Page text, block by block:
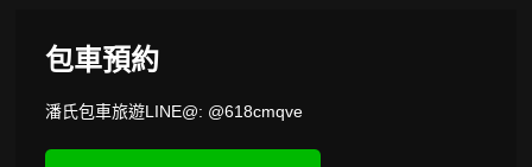
包車預約
潘氏包車旅遊LINE@: @618cmqve